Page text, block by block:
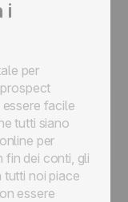
i
per
facile
tutti siano
per
fin dei conti, gli
tutti noi piace
essere